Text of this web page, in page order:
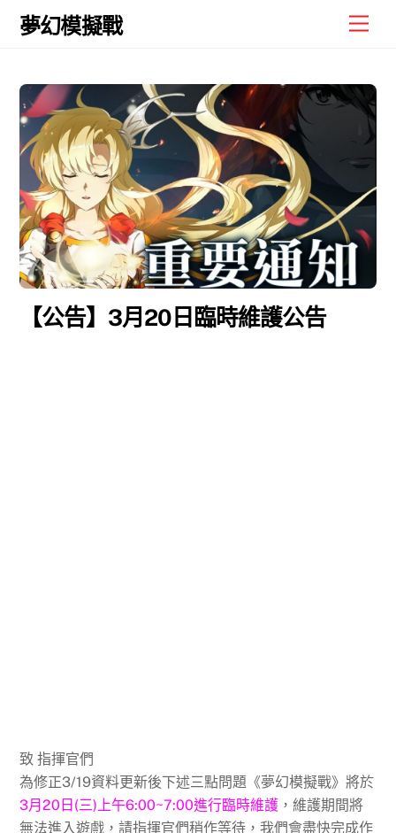
Skip
夢幻模擬戰
【公告】3月20日臨時維護公告
致 指揮官們
為修正3/19資料更新後下述三點問題《夢幻模擬戰》將於
3月20日(三)上午6:00~7:00進行臨時維護 ，維護期間將
無法進入遊戲，請指揮官們稍作等待，我們會盡快完成作